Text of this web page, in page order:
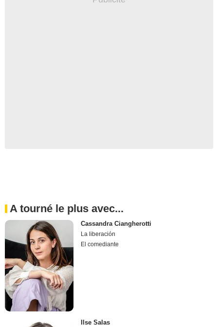
A tourné le plus avec...
Cassandra Ciangherotti
La liberación
El comediante
Ilse Salas